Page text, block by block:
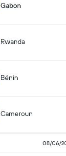
Gabon
Rwanda
Bénin
Cameroun
08/06/